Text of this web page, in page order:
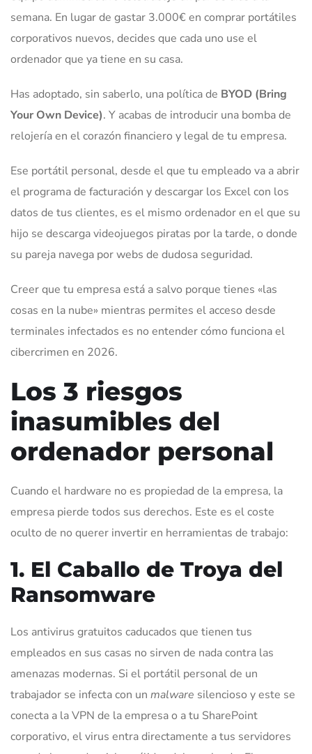
semana. En lugar de gastar 3.000€ en comprar portátiles
corporativos nuevos, decides que cada uno use el
ordenador que ya tiene en su casa.
Has adoptado, sin saberlo, una política de BYOD (Bring
Your Own Device). Y acabas de introducir una bomba de
relojería en el corazón financiero y legal de tu empresa.
Ese portátil personal, desde el que tu empleado va a abrir
el programa de facturación y descargar los Excel con los
datos de tus clientes, es el mismo ordenador en el que su
hijo se descarga videojuegos piratas por la tarde, o donde
su pareja navega por webs de dudosa seguridad.
Creer que tu empresa está a salvo porque tienes «las
cosas en la nube» mientras permites el acceso desde
terminales infectados es no entender cómo funciona el
cibercrimen en 2026.
Los 3 riesgos
inasumibles del
ordenador personal
Cuando el hardware no es propiedad de la empresa, la
empresa pierde todos sus derechos. Este es el coste
oculto de no querer invertir en herramientas de trabajo:
1. El Caballo de Troya del
Ransomware
Los antivirus gratuitos caducados que tienen tus
empleados en sus casas no sirven de nada contra las
amenazas modernas. Si el portátil personal de un
trabajador se infecta con un malware silencioso y este se
conecta a la VPN de la empresa o a tu SharePoint
corporativo, el virus entra directamente a tus servidores